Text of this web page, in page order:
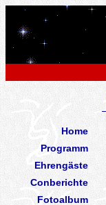
Home
Programm
Ehrengäste
Conberichte
Fotoalbum